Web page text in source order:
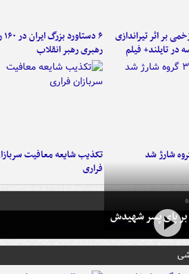
بر اثر تیراندازی
تایلند+ فیلم
۶
رهبری رهبر انقلاب
تکذیب شایعه معافیت
فراری
بر پای پسر شهیدش